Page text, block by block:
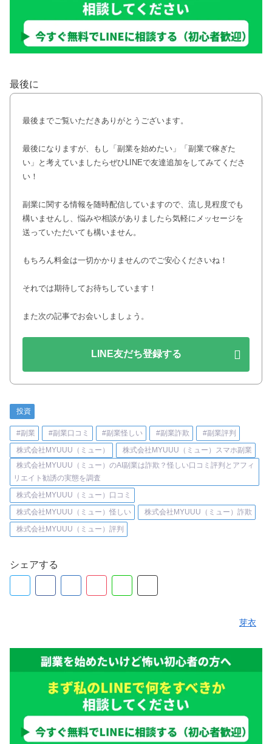
最後に
最後までご覧いただきありがとうございます。
最後になりますが、もし「副業を始めたい」「副業で稼ぎた
い」と考えていましたらぜひLINEで友達追加をしてみてくださ
い！
副業に関する情報を随時配信していますので、流し見程度でも
構いませんし、悩みや相談がありましたら気軽にメッセージを
送っていただいても構いません。
もちろん料金は一切かかりませんのでご安心くださいね！
それでは期待してお待ちしています！
また次の記事でお会いしましょう。
LINE友だち登録する
投資
#副業 #副業口コミ #副業怪しい #副業詐欺
#副業評判
株式会社MYUUU（ミュー）
株式会社MYUUU（ミュー）スマホ副業
株式会社MYUUU（ミュー）のAI副業は詐欺？怪しい口コミ評判とアフィ
リエイト勧誘の実態を調査
株式会社MYUUU（ミュー）口コミ
株式会社MYUUU（ミュー）怪しい
株式会社MYUUU（ミュー）詐欺
株式会社MYUUU（ミュー）評判
シェアする
芽衣